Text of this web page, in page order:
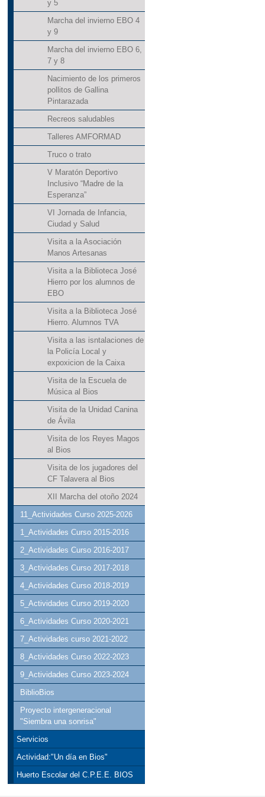
y 5
Marcha del invierno EBO 4
y 9
Marcha del invierno EBO 6,
7 y 8
Nacimiento de los primeros
pollitos de Gallina
Pintarazada
Recreos saludables
Talleres AMFORMAD
Truco o trato
V Maratón Deportivo
Inclusivo “Madre de la
Esperanza”
VI Jornada de Infancia,
Ciudad y Salud
Visita a la Asociación
Manos Artesanas
Visita a la Biblioteca José
Hierro por los alumnos de
EBO
Visita a la Biblioteca José
Hierro. Alumnos TVA
Visita a las isntalaciones de
la Policía Local y
expoxicion de la Caixa
Visita de la Escuela de
Música al Bios
Visita de la Unidad Canina
de Ávila
Visita de los Reyes Magos
al Bios
Visita de los jugadores del
CF Talavera al Bios
XII Marcha del otoño 2024
11_Actividades Curso 2025-2026
1_Actividades Curso 2015-2016
2_Actividades Curso 2016-2017
3_Actividades Curso 2017-2018
4_Actividades Curso 2018-2019
5_Actividades Curso 2019-2020
6_Actividades Curso 2020-2021
7_Actividades curso 2021-2022
8_Actividades Curso 2022-2023
9_Actividades Curso 2023-2024
BiblioBios
Proyecto intergeneracional
"Siembra una sonrisa"
Servicios
Actividad:"Un día en Bios"
Huerto Escolar del C.P.E.E. BIOS